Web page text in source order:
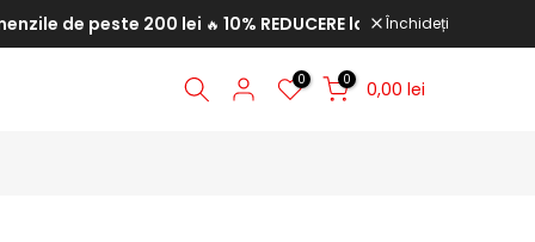
de peste 200 lei🔥10% REDUCERE la comenzile de peste 350
Închideți
0 0 0,00 lei